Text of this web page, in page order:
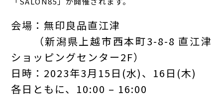
会場：無印良品直江津
（新潟県上越市西本町3-8-8 直江津
ショッピングセンター2F）
日時：2023年3月15日(水)、16日(木)
各日ともに、10:00 – 16:00